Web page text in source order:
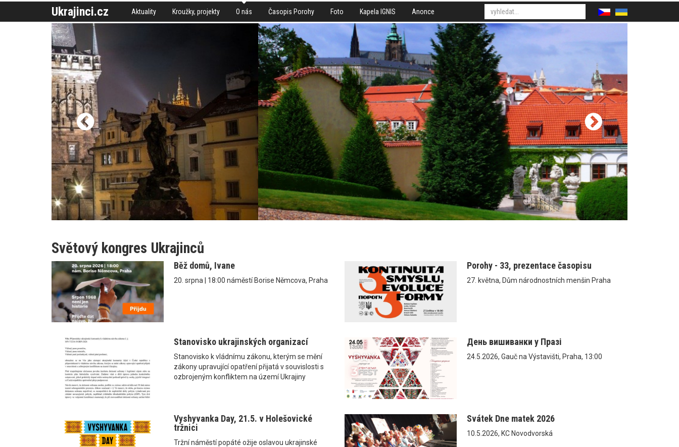
Ukrajinci.cz Aktuality Kroužky, projekty O nás Časopis Porohy Foto Kapela IGNIS Anonce
Světový kongres Ukrajinců
Běž domů, Ivane
20. srpna | 18:00 náměstí Borise Němcova, Praha
Porohy - 33, prezentace časopisu
27. května, Dům národnostních menšin Praha
Stanovisko ukrajinských organizací
Stanovisko k vládnímu zákonu, kterým se mění
zákony upravující opatření přijatá v souvislosti s
ozbrojeným konfliktem na území Ukrajiny
День вишиванки у Празі
24.5.2026, Gauč na Výstavišti, Praha, 13:00
Vyshyvanka Day, 21.5. v Holešovické
tržnici
Tržní náměstí popáté ožije oslavou ukrajinské
Svátek Dne matek 2026
10.5.2026, KC Novodvorská